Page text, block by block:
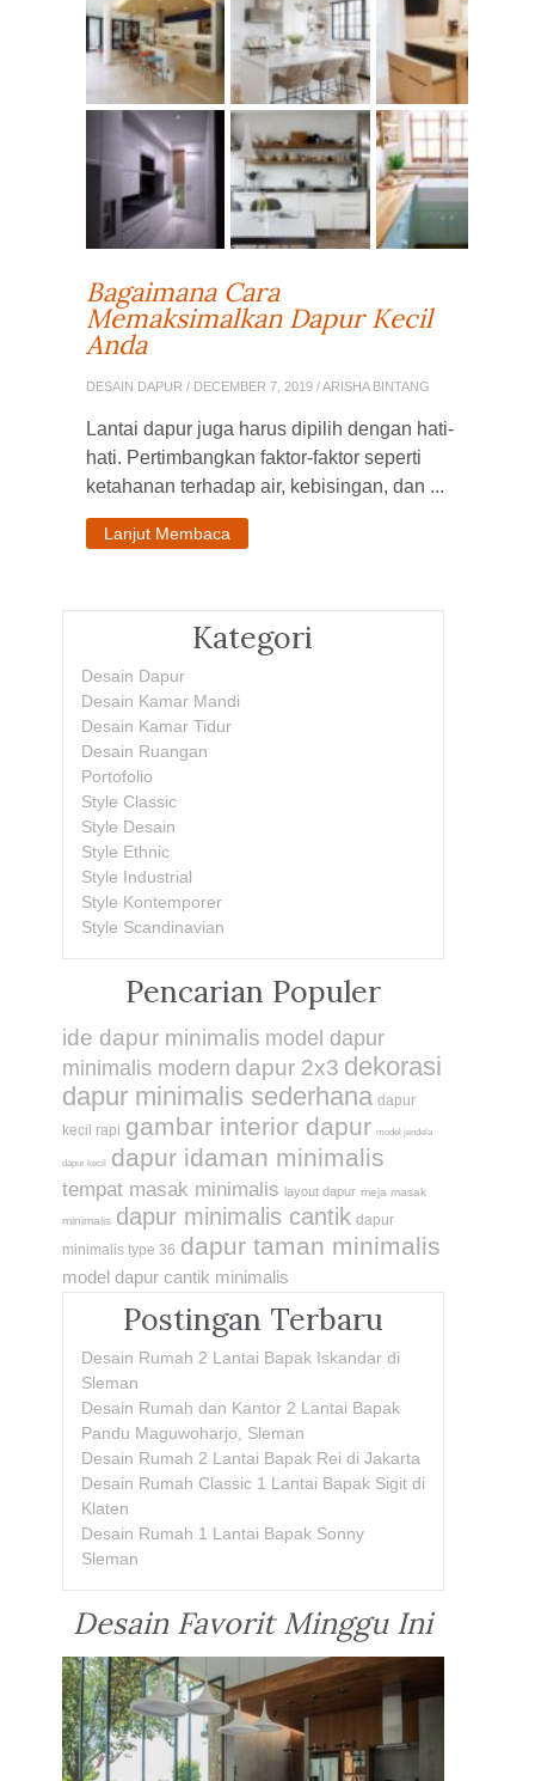
Bagaimana Cara
Memaksimalkan Dapur Kecil
Anda
DESAIN DAPUR / DECEMBER 7, 2019 / ARISHA BINTANG
Lantai dapur juga harus dipilih dengan hati-
hati. Pertimbangkan faktor-faktor seperti
ketahanan terhadap air, kebisingan, dan ...
Lanjut Membaca
Kategori
Desain Dapur
Desain Kamar Mandi
Desain Kamar Tidur
Desain Ruangan
Portofolio
Style Classic
Style Desain
Style Ethnic
Style Industrial
Style Kontemporer
Style Scandinavian
Pencarian Populer
ide dapur minimalis model dapur
minimalis modern dapur 2x3 dekorasi
dapur minimalis sederhana dapur
kecil rapi gambar interior dapur model jendela
dapur kecil dapur idaman minimalis
tempat masak minimalis layout dapur meja masak
minimalis dapur minimalis cantik dapur
minimalis type 36 dapur taman minimalis
model dapur cantik minimalis
Postingan Terbaru
Desain Rumah 2 Lantai Bapak Iskandar di
Sleman
Desain Rumah dan Kantor 2 Lantai Bapak
Pandu Maguwoharjo, Sleman
Desain Rumah 2 Lantai Bapak Rei di Jakarta
Desain Rumah Classic 1 Lantai Bapak Sigit di
Klaten
Desain Rumah 1 Lantai Bapak Sonny
Sleman
Desain Favorit Minggu Ini